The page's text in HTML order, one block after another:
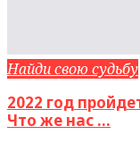
Найди свою судьбу
2022 год
Что же нас ...